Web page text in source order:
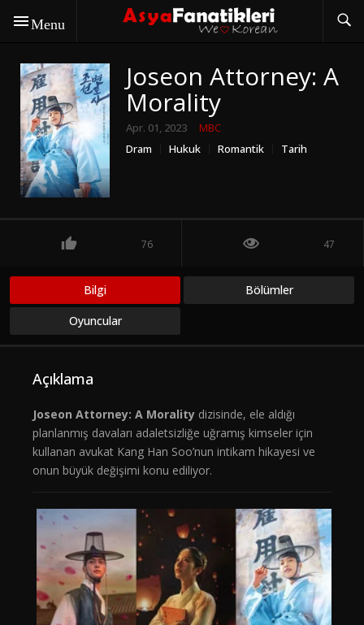
Menu
Joseon Attorney: A
Morality
Apr. 01, 2023
MBC
Dram
Hukuk Romantik Tarih
76 47
Bilgi
Bölümler
Oyuncular
Açıklama
Joseon Attorney: A Morality dizisinde, ele aldığı
planlanmış davaları adaletsizliğe uğramış kimseler için
kullanan avukat Kang Han Soo’nun intikam hikayesi ve
onun büyük değişimi konu ediliyor.